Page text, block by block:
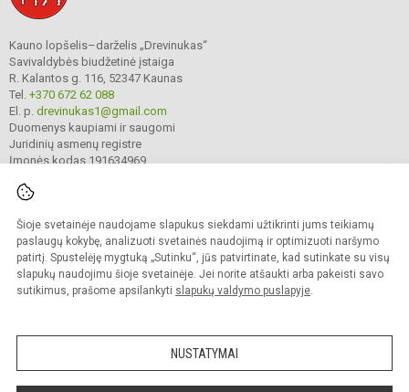
Šioje svetainėje naudojame slapukus siekdami užtikrinti jums teikiamų
paslaugų kokybę, analizuoti svetainės naudojimą ir optimizuoti naršymo
patirtį. Spustelėję mygtuką „Sutinku“, jūs patvirtinate, kad sutinkate su visų
slapukų naudojimu šioje svetainėje. Jei norite atšaukti arba pakeisti savo
sutikimus, prašome apsilankyti slapukų valdymo puslapyje.
NUSTATYMAI
Kauno lopšelis–darželis „Drevinukas“
Savivaldybės biudžetinė įstaiga
R. Kalantos g. 116, 52347 Kaunas
Tel. +370 672 62 088
El. p. drevinukas1@gmail.com
Duomenys kaupiami ir saugomi
Juridinių asmenų registre
Įmonės kodas 191634969
© 2023. Kauno lopšelis–darželis „Drevinukas“. Visos teisės saugomos.
Kopijuoti turinį be raštiško įstaigos administracijos sutikimo griežtai draudžiama.
Prieinamumo paraiška Slapukų valdymas
Sumanus būdas atnaujinti